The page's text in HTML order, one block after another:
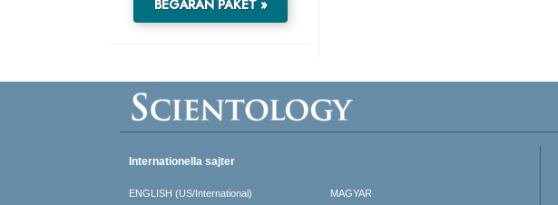
BEGÄRAN PAKET »
Internationella sajter
ENGLISH (US/International) MAGYAR